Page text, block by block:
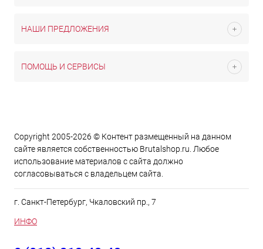
НАШИ ПРЕДЛОЖЕНИЯ
ПОМОЩЬ И СЕРВИСЫ
Copyright 2005-2026 © Контент размещенный на данном
сайте является cобственностью Brutalshop.ru. Любое
использование материалов с сайта должно
согласовываться с владельцем сайта.
г. Санкт-Петербург, Чкаловский пр., 7
ИНФО